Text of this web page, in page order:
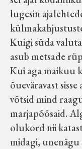
lugesin
Kuigi süda
asub metsade
Kui aga maikuu
õueväravast
võtsid mind
marjapõõsaid.
olukord nii
midagi, unenägu